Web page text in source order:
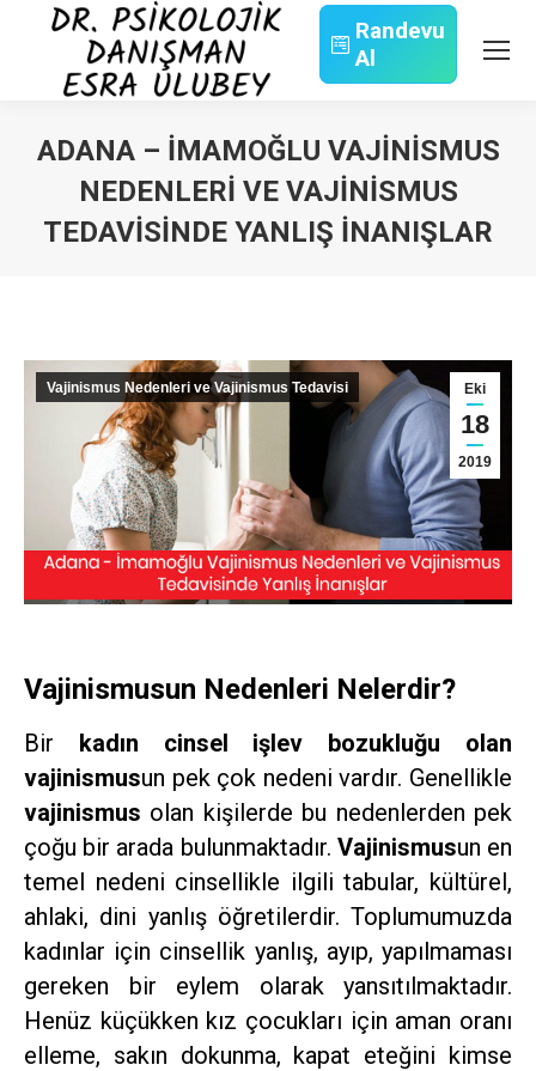
Randevu
Al
ADANA – İMAMOĞLU VAJINISMUS
NEDENLERI VE VAJINISMUS
TEDAVISINDE YANLIŞ İNANIŞLAR
Eki
18
2019
Vajinismus Nedenleri ve Vajinismus Tedavisi
Vajinismusun Nedenleri Nelerdir?
Bir kadın cinsel işlev bozukluğu olan
vajinismusun pek çok nedeni vardır. Genellikle
vajinismus olan kişilerde bu nedenlerden pek
çoğu bir arada bulunmaktadır. Vajinismusun en
temel nedeni cinsellikle ilgili tabular, kültürel,
ahlaki, dini yanlış öğretilerdir. Toplumumuzda
kadınlar için cinsellik yanlış, ayıp, yapılmaması
gereken bir eylem olarak yansıtılmaktadır.
Henüz küçükken kız çocukları için aman oranı
elleme, sakın dokunma, kapat eteğini kimse